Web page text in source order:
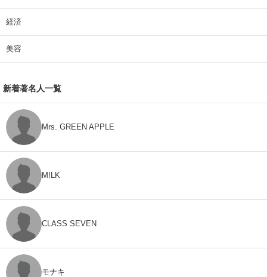
経済
美容
新着著名人一覧
Mrs. GREEN APPLE
M!LK
CLASS SEVEN
モナキ